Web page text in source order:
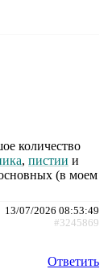
количество
, пистии и
(в моем
13/07/2026 08:53:49
#3245869
Ответить